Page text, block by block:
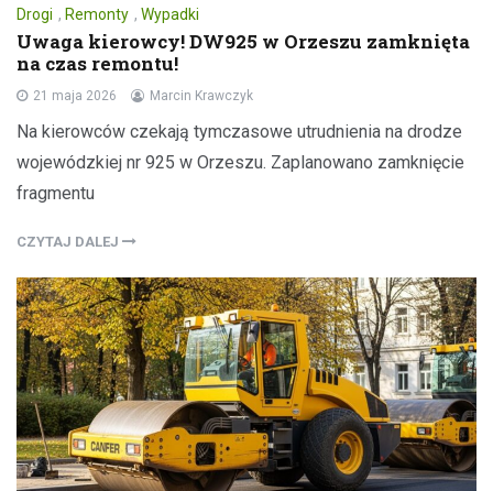
Drogi , Remonty , Wypadki
Uwaga kierowcy! DW925 w Orzeszu zamknięta
na czas remontu!
21 maja 2026 Marcin Krawczyk
Na kierowców czekają tymczasowe utrudnienia na drodze
wojewódzkiej nr 925 w Orzeszu. Zaplanowano zamknięcie
fragmentu
CZYTAJ DALEJ